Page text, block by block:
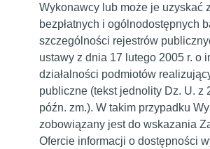
Wykonawcy lub może je uzyskać
bezpłatnych i ogólnodostępnych
szczególności rejestrów
ustawy z dnia 17 lutego 2005 r. o
działalności podmiotów
publiczne (tekst jednolity Dz. U. z
późn. zm.). W takim przypadku
zobowiązany jest do wskazania
Ofercie informacji o dostępności